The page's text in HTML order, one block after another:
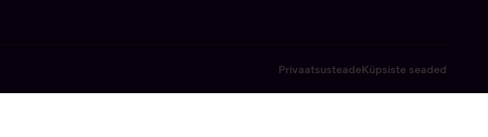
PrivaatsusteadeKüpsiste seaded